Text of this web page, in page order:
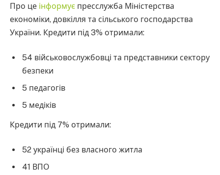
Про це інформує пресслужба Міністерства
економіки, довкілля та сільського господарства
України. Кредити під 3% отримали:
54 військовослужбовці та представники сектору
безпеки
5 педагогів
5 медіків
Кредити під 7% отримали:
52 українці без власного житла
41 ВПО